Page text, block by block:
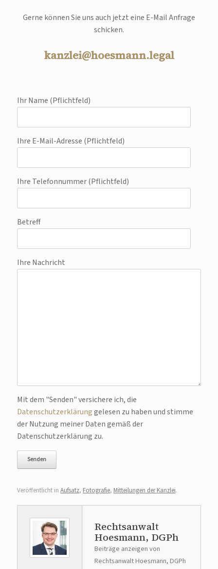
Gerne können Sie uns auch jetzt eine E-Mail Anfrage
schicken.
kanzlei@hoesmann.legal
Ihr Name (Pflichtfeld)
Ihre E-Mail-Adresse (Pflichtfeld)
Ihre Telefonnummer (Pflichtfeld)
Betreff
Ihre Nachricht
Bitte lasse dieses Feld leer.
Mit dem "Senden" versichere ich, die
Datenschutzerklärunggelesen zu haben und stimme
der Nutzung meiner Daten gemäß der
Datenschutzerklärung zu.
Veröffentlicht in Aufsatz, Fotografie, Mitteilungen der Kanzlei.
Rechtsanwalt
Hoesmann, DGPh
Beiträge anzeigen von
Rechtsanwalt Hoesmann, DGPh